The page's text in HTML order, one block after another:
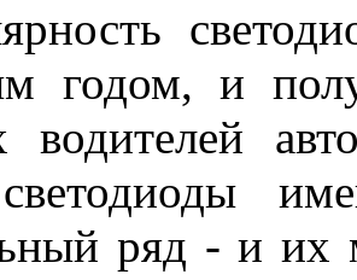
годом, и
водителей
ряд - и их